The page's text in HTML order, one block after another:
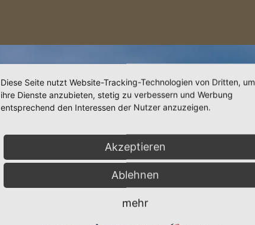
Diese Seite nutzt Website-Tracking-Technologien von Dritten, um
ihre Dienste anzubieten, stetig zu verbessern und Werbung
entsprechend den Interessen der Nutzer anzuzeigen.
Akzeptieren
Ablehnen
mehr